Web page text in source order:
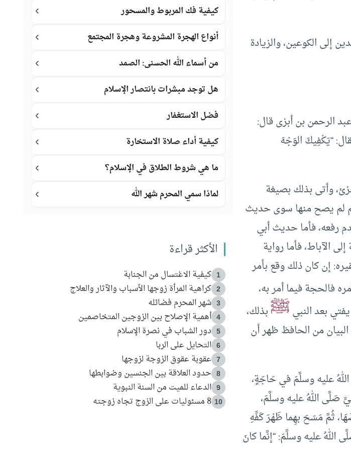
إلى الكوعين، والزيادة
الرحمن بن أبزى قال:
“يَكْفِيكَ الوَجْهَ
وأتى بذلك بصيغة
لم يصح منها سوى حديث
رفعه، فأما حديث أبي
الآباط، فأما رواية
إن كان ذلك وقع بأمر
فالحجة فيما أمر به،
بعد النبيﷺبذلك،
البيان من الحافظ ظهر أن
عليه وسلَّمَ في حَاجَةٍ،
صَلَّى اللهُ عليه وسلَّمَ،
ثُمَّ مَسَحَ بهِما ظَهْرَ كَفِّهِ
عليه وسلَّمَ: “إنَّما كانَ
كيفية فك المربوط والمسحور
أنواع الهجرة المشروعة وهجرة المجتمع
من أسماء الله الحسنى: الصمد
هل توجد مبشرات بانتصار الإسلام
فضل الاستغفار
كيفية أداء صلاة الاستخارة
ما هي شروط الطلاق في الإسلام؟
لماذا سمي المحرم شهر الله
الأكثر قراءة
1 كيفية الاغتسال من الجنابة
2 كراهية المرأة زوجها الأسباب والآثار والعلاج
3 شهر المحرم فضائله
4 أهمية الإصلاح بين الزوجين المتخاصمين
5 دور الشباب في نصرة الإسلام
6 التحايل على الربا
7 عقوبة عقوق الزوجة لزوجها
8 حدود العلاقة بين الجنسين وضوابطها
9 الدعاء للميت من السنة النبوية
10 8 مسئوليات على الزوج تجاه زوجته